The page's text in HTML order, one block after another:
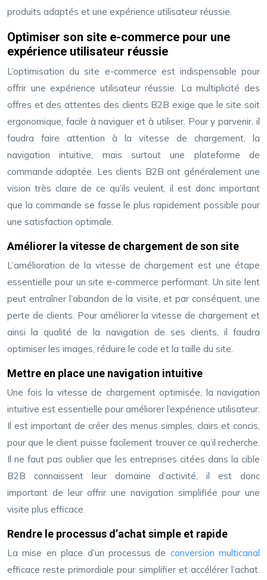
produits adaptés et une expérience utilisateur réussie.
Optimiser son site e-commerce pour une
expérience utilisateur réussie
L’optimisation du site e-commerce est indispensable pour
offrir une expérience utilisateur réussie. La multiplicité des
offres et des attentes des clients B2B exige que le site soit
ergonomique, facile à naviguer et à utiliser. Pour y parvenir, il
faudra faire attention à la vitesse de chargement, la
navigation intuitive, mais surtout une plateforme de
commande adaptée. Les clients B2B ont généralement une
vision très claire de ce qu’ils veulent, il est donc important
que la commande se fasse le plus rapidement possible pour
une satisfaction optimale.
Améliorer la vitesse de chargement de son site
L’amélioration de la vitesse de chargement est une étape
essentielle pour un site e-commerce performant. Un site lent
peut entraîner l’abandon de la visite, et par conséquent, une
perte de clients. Pour améliorer la vitesse de chargement et
ainsi la qualité de la navigation de ses clients, il faudra
optimiser les images, réduire le code et la taille du site.
Mettre en place une navigation intuitive
Une fois la vitesse de chargement optimisée, la navigation
intuitive est essentielle pour améliorer l’expérience utilisateur.
Il est important de créer des menus simples, clairs et concis,
pour que le client puisse facilement trouver ce qu’il recherche.
Il ne faut pas oublier que les entreprises citées dans la cible
B2B connaissent leur domaine d’activité, il est donc
important de leur offrir une navigation simplifiée pour une
visite plus efficace.
Rendre le processus d’achat simple et rapide
La mise en place d’un processus de conversion multicanal
efficace reste primordiale pour simplifier et accélérer l’achat.